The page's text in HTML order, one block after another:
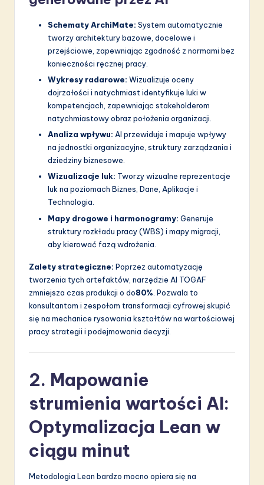
Schematy ArchiMate: System automatycznie
tworzy architektury bazowe, docelowe i
przejściowe, zapewniając zgodność z normami bez
konieczności ręcznej pracy.
Wykresy radarowe: Wizualizuje oceny
dojrzałości i natychmiast identyfikuje luki w
kompetencjach, zapewniając stakeholderom
natychmiastowy obraz położenia organizacji.
Analiza wpływu: AI przewiduje i mapuje wpływy
na jednostki organizacyjne, struktury zarządzania i
dziedziny biznesowe.
Wizualizacje luk: Tworzy wizualne reprezentacje
luk na poziomach Biznes, Dane, Aplikacje i
Technologia.
Mapy drogowe i harmonogramy: Generuje
struktury rozkładu pracy (WBS) i mapy migracji,
aby kierować fazą wdrożenia.
Zalety strategiczne: Poprzez automatyzację
tworzenia tych artefaktów, narzędzie AI TOGAF
zmniejsza czas produkcji o do80% . Pozwala to
konsultantom i zespołom transformacji cyfrowej skupić
się na mechanice rysowania kształtów na wartościowej
pracy strategii i podejmowania decyzji.
2. Mapowanie
strumienia wartości AI:
Optymalizacja Lean w
ciągu minut
Metodologia Lean bardzo mocno opiera się na